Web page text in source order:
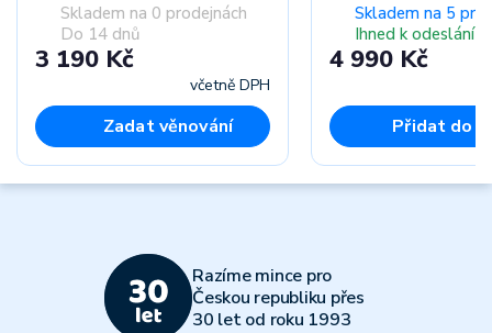
Skladem na 0 prodejnách
Do 14 dnů
3 190 Kč
včetně DPH
Zadat věnování
Skladem na 5
Ihned k odeslání
4 990 Kč
Přidat do
Razíme mince pro
Českou republiku přes
30 let od roku 1993